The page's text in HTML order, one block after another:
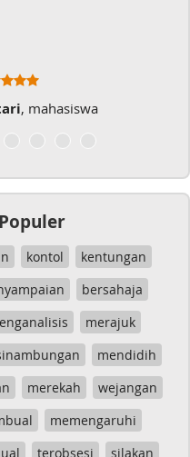
kontol
kentungan
bersahaja
merajuk
mendidih
merekah
wejangan
memengaruhi
terobsesi
silakan